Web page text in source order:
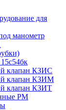
для
манометр
клапан КЗИС
клапан КЗИМ
клапан КЗИТ
РМ